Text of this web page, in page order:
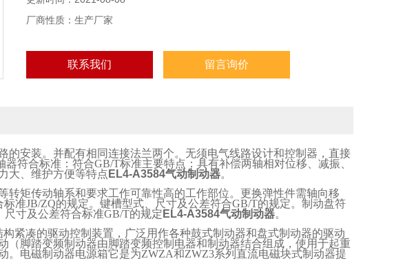
厂商性质：生产厂家
联系我们 留言询价
的安装。并配有相同连接法兰两个。无须电气线路设计和控制器，直接
器符合标准：符合GB/T标准主要特点：具有补偿两轴相对位移、减振、
大、维护方便等特点 EL4-A3584气动制动器。
转矩传动轴系和要求工作可靠性高的工作部位。更换弹性件需轴向移
标准JB/ZQ的规定。键槽型式、尺寸及公差符合GB/T的规定。制动盘符
尺寸及公差符合标准GB/T的规定 EL4-A3584气动制动器。
紧凑的驱动控制装置，广泛用作各种鼓式制动器和盘式制动器的驱动
（脚踏变频制动器由脚踏变频控制电器和制动器结合组成，使用于起重
。电磁制动器电源箱它是为ZWZA和ZWZ3系列直流电磁块式制动器提